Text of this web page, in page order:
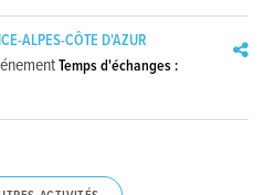
ALPES-CÔTE D'AZUR
Temps d'échanges :